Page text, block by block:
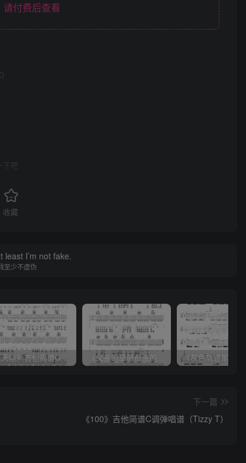
请付费后查看
下吧
收藏
I’m not fake.
至少不虚伪
《天际》吉他简谱G调弹唱谱（姜玉阳） 《父亲的草原母亲的河》吉他简谱C调弹唱谱（腾格尔）
下一篇
《100》吉他简谱C调弹唱谱（Tizzy T）